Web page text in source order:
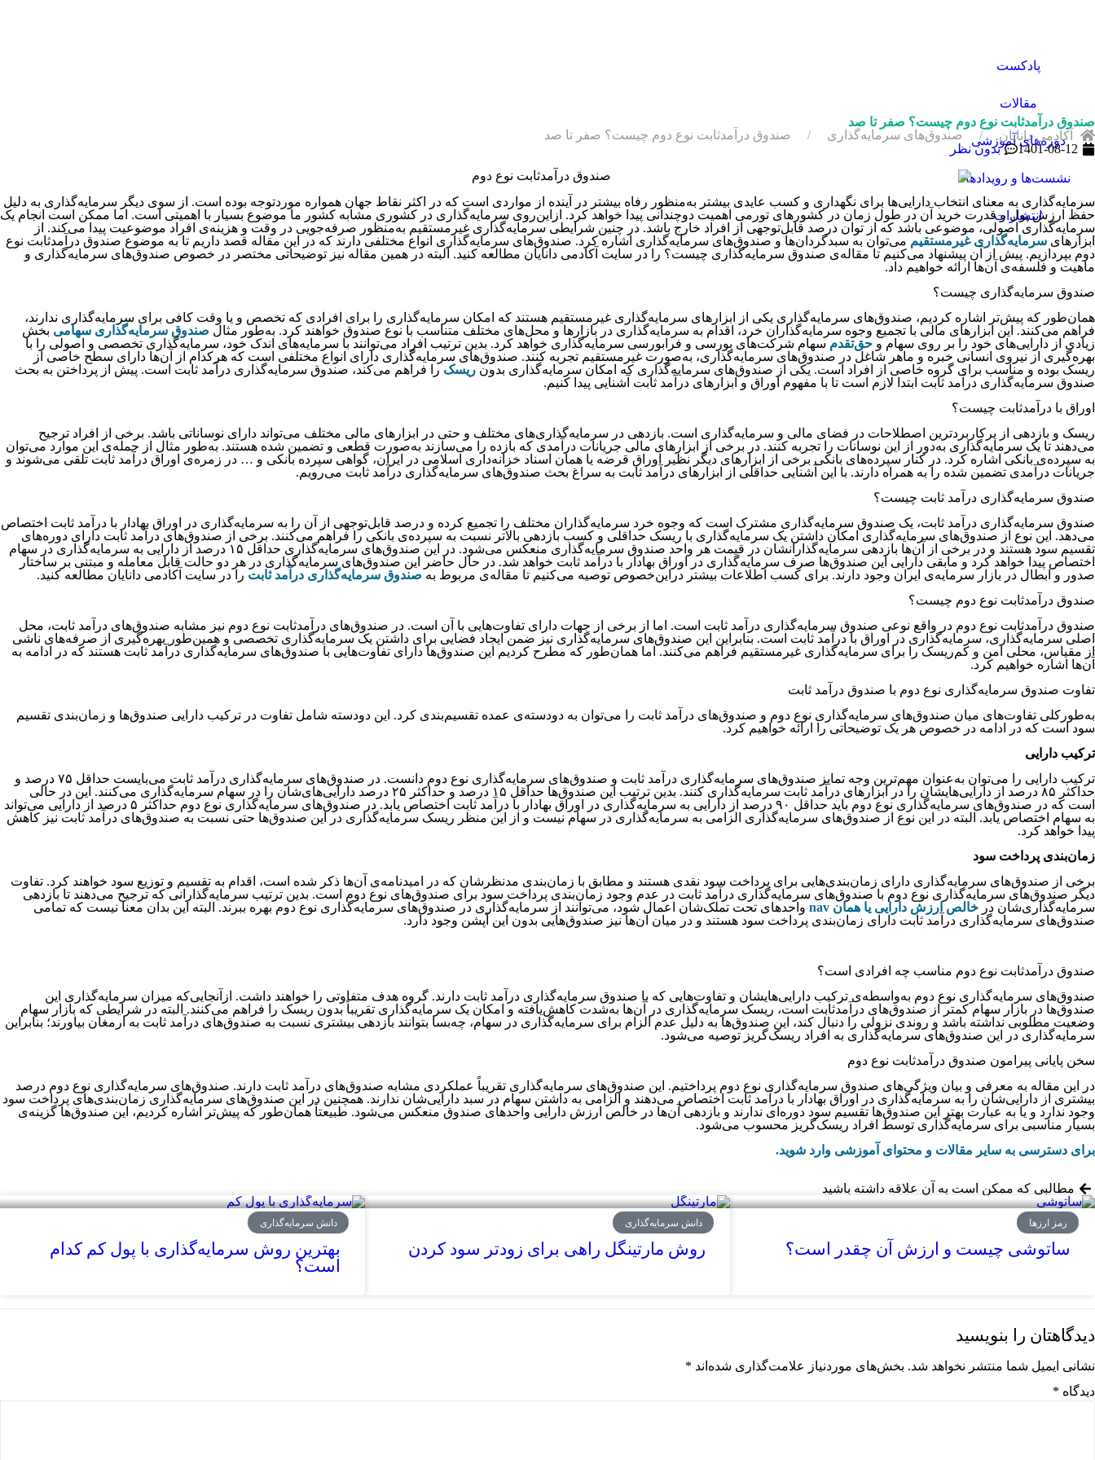
پادکست
مقالات
دوره‌های آموزشی
نشست‌ها و رویدادها
انتشارات
صندوق درآمدثابت نوع دوم چیست؟ صفر تا صد
آکادمی دانایان صندوق‌های سرمایه‌گذاری
صندوق درآمدثابت نوع دوم چیست؟ صفر تا صد
1401-08-12
بدون نظر
سرمایه‌‌‌‌‌‌‌‌‌‌‌‌‌‌‌‌‌‌‌‌‌‌‌‌‌‌‌‌‌‌‌‌‌‌‌‌‌‌گذاری به معنای انتخاب دارایی‌‌‌‌‌‌‌‌‌‌‌‌‌‌‌‌‌‌‌‌‌‌‌‌‌‌‌‌‌‌‌‌‌‌‌‌‌‌ها برای نگهداری و کسب عایدی بیشتر به‌منظور رفاه بیشتر در آینده از مواردی است که در اکثر نقاط جهان همواره موردتوجه بوده است. از سوی دیگر سرمایه‌‌‌‌‌‌‌‌‌‌‌‌‌‌‌‌‌‌‌‌‌‌‌‌‌‌‌‌‌‌‌‌‌‌‌‌‌‌گذاری به دلیل
حفظ ارزش پول و قدرت خرید آن در طول زمان در کشورهای تورمی اهمیت دوچندانی پیدا خواهد کرد. ازاین‌روی سرمایه‌‌‌‌‌‌‌‌‌‌‌‌‌‌‌‌‌‌‌‌‌‌‌‌‌‌‌‌‌‌‌‌‌‌‌‌‌‌گذاری در کشوری مشابه کشور ما موضوع بسیار با اهمیتی است. اما ممکن است انجام یک
سرمایه‌‌‌‌‌‌‌‌‌‌‌‌‌‌‌‌‌‌‌‌‌‌‌‌‌‌‌‌‌‌‌‌‌‌‌‌‌‌گذاری اصولی، موضوعی باشد که از توان درصد قابل‌توجهی از افراد خارج باشد. در چنین شرایطی سرمایه‌‌‌‌‌‌‌‌‌‌‌‌‌‌‌‌‌‌‌‌‌‌‌‌‌‌‌‌‌‌‌‌‌‌‌‌‌‌گذاری غیرمستقیم به‌منظور صرفه‌‌‌‌‌‌‌‌‌‌‌‌‌‌‌‌‌‌‌‌‌‌‌‌‌‌‌‌‌‌‌‌‌‌‌‌‌‌جویی در وقت و هزینه‌‌‌‌‌‌‌‌‌‌‌‌‌‌‌‌‌‌‌‌‌‌‌‌‌‌‌‌‌‌‌‌‌‌‌‌‌‌ی افراد موضوعیت پیدا می‌‌‌‌‌‌‌‌‌‌‌‌‌‌‌‌‌‌‌‌‌‌‌‌‌‌‌‌‌‌‌‌‌‌‌‌‌‌کند. از
ابزارهای سرمایه‌‌‌‌‌‌‌‌‌‌‌‌‌‌‌‌‌‌‌‌‌‌‌‌‌‌‌‌‌‌‌‌‌‌‌‌‌‌گذاری غیرمستقیم می‌‌‌‌‌‌‌‌‌‌‌‌‌‌‌‌‌‌‌‌‌‌‌‌‌‌‌‌‌‌‌‌‌‌‌‌‌‌توان به سبدگردان‌‌‌‌‌‌‌‌‌‌‌‌‌‌‌‌‌‌‌‌‌‌‌‌‌‌‌‌‌‌‌‌‌‌‌‌‌‌ها و صندوق‌‌‌‌‌‌‌‌‌‌‌‌‌‌‌‌‌‌‌‌‌‌‌‌‌‌‌‌‌‌‌‌‌‌‌‌‌‌های سرمایه‌‌‌‌‌‌‌‌‌‌‌‌‌‌‌‌‌‌‌‌‌‌‌‌‌‌‌‌‌‌‌‌‌‌‌‌‌‌گذاری اشاره کرد. صندوق‌‌‌‌‌‌‌‌‌‌‌‌‌‌‌‌‌‌‌‌‌‌‌‌‌‌‌‌‌‌‌‌‌‌‌‌‌‌های سرمایه‌‌‌‌‌‌‌‌‌‌‌‌‌‌‌‌‌‌‌‌‌‌‌‌‌‌‌‌‌‌‌‌‌‌‌‌‌‌گذاری انواع مختلفی دارند که در این مقاله قصد داریم تا به موضوع صندوق‌‌‌‌‌‌‌‌‌‌‌‌‌‌‌‌‌‌‌‌‌‌‌‌‌‌‌‌‌‌‌‌‌‌‌‌‌‌ درآمدثابت نوع
دوم بپردازیم. پیش از آن پیشنهاد می‌‌‌‌‌‌‌‌‌‌‌‌‌‌‌‌‌‌‌‌‌‌‌‌‌‌‌‌‌‌‌‌‌‌‌‌‌‌کنیم تا مقاله‌‌‌‌‌‌‌‌‌‌‌‌‌‌‌‌‌‌‌‌‌‌‌‌‌‌‌‌‌‌‌‌‌‌‌‌‌‌ی صندوق سرمایه‌‌‌‌‌‌‌‌‌‌‌‌‌‌‌‌‌‌‌‌‌‌‌‌‌‌‌‌‌‌‌‌‌‌‌‌‌‌گذاری چیست؟ را در سایت آکادمی دانایان مطالعه کنید. البته در همین مقاله نیز توضیحاتی مختصر در خصوص صندوق‌‌‌‌‌‌‌‌‌‌‌‌‌‌‌‌‌‌‌‌‌‌‌‌‌‌‌‌‌‌‌‌‌‌‌‌‌‌های سرمایه‌‌‌‌‌‌‌‌‌‌‌‌‌‌‌‌‌‌‌‌‌‌‌‌‌‌‌‌‌‌‌‌‌‌‌‌‌‌گذاری و
ماهیت و فلسفه‌‌‌‌‌‌‌‌‌‌‌‌‌‌‌‌‌‌‌‌‌‌‌‌‌‌‌‌‌‌‌‌‌‌‌‌‌‌ی آن‌‌‌‌‌‌‌‌‌‌‌‌‌‌‌‌‌‌‌‌‌‌‌‌‌‌‌‌‌‌‌‌‌‌‌‌‌‌ها ارائه خواهیم داد.
صندوق سرمایه‌‌‌‌‌‌‌‌‌‌‌‌‌‌‌‌‌‌‌‌‌‌‌‌‌‌‌‌‌‌‌‌‌‌‌‌‌‌گذاری چیست؟
همان‌‌‌‌‌‌‌‌‌‌‌‌‌‌‌‌‌‌‌‌‌‌‌‌‌‌‌‌‌‌‌‌‌‌‌‌‌‌طور که پیش‌‌‌‌‌‌‌‌‌‌‌‌‌‌‌‌‌‌‌‌‌‌‌‌‌‌‌‌‌‌‌‌‌‌‌‌‌‌تر اشاره کردیم، صندوق‌‌‌‌‌‌‌‌‌‌‌‌‌‌‌‌‌‌‌‌‌‌‌‌‌‌‌‌‌‌‌‌‌‌‌‌‌‌های سرمایه‌‌‌‌‌‌‌‌‌‌‌‌‌‌‌‌‌‌‌‌‌‌‌‌‌‌‌‌‌‌‌‌‌‌‌‌‌‌گذاری یکی از ابزارهای سرمایه‌‌‌‌‌‌‌‌‌‌‌‌‌‌‌‌‌‌‌‌‌‌‌‌‌‌‌‌‌‌‌‌‌‌‌‌‌‌گذاری غیرمستقیم هستند که امکان سرمایه‌‌‌‌‌‌‌‌‌‌‌‌‌‌‌‌‌‌‌‌‌‌‌‌‌‌‌‌‌‌‌‌‌‌‌‌‌‌گذاری را برای افرادی که تخصص و یا وقت کافی برای سرمایه‌‌‌‌‌‌‌‌‌‌‌‌‌‌‌‌‌‌‌‌‌‌‌‌‌‌‌‌‌‌‌‌‌‌‌‌‌‌گذاری ندارند،
فراهم می‌‌‌‌‌‌‌‌‌‌‌‌‌‌‌‌‌‌‌‌‌‌‌‌‌‌‌‌‌‌‌‌‌‌‌‌‌‌کنند. این ابزارهای مالی با تجمیع وجوه سرمایه‌‌‌‌‌‌‌‌‌‌‌‌‌‌‌‌‌‌‌‌‌‌‌‌‌‌‌‌‌‌‌‌‌‌‌‌‌‌گذاران خرد، اقدام به سرمایه‌‌‌‌‌‌‌‌‌‌‌‌‌‌‌‌‌‌‌‌‌‌‌‌‌‌‌‌‌‌‌‌‌‌‌‌‌‌گذاری در بازارها و محل‌‌‌‌‌‌‌‌‌‌‌‌‌‌‌‌‌‌‌‌‌‌‌‌‌‌‌‌‌‌‌‌‌‌‌‌‌‌های مختلف متناسب با نوع صندوق خواهند کرد. به‌‌‌‌‌‌‌‌‌‌‌‌‌‌‌‌‌‌‌‌‌‌‌‌‌‌‌‌‌‌‌‌‌‌‌‌‌‌طور مثال صندوق سرمایه‌‌‌‌‌‌‌‌‌‌‌‌‌‌‌‌‌‌‌‌‌‌‌‌‌‌‌‌‌‌‌‌‌‌‌‌‌‌گذاری سهامی بخش
زیادی از دارایی‌‌‌‌‌‌‌‌‌‌‌‌‌‌‌‌‌‌‌‌‌‌‌‌‌‌‌‌‌‌‌‌‌‌‌‌‌‌های خود را بر روی سهام و حق‌تقدم سهام شرکت‌‌‌‌‌‌‌‌‌‌‌‌‌‌‌‌‌‌‌‌‌‌‌‌‌‌‌‌‌‌‌‌‌‌‌‌‌‌های بورسی و فرابورسی سرمایه‌‌‌‌‌‌‌‌‌‌‌‌‌‌‌‌‌‌‌‌‌‌‌‌‌‌‌‌‌‌‌‌‌‌‌‌‌‌گذاری خواهد کرد. بدین ترتیب افراد می‌‌‌‌‌‌‌‌‌‌‌‌‌‌‌‌‌‌‌‌‌‌‌‌‌‌‌‌‌‌‌‌‌‌‌‌‌‌توانند با سرمایه‌‌‌‌‌‌‌‌‌‌‌‌‌‌‌‌‌‌‌‌‌‌‌‌‌‌‌‌‌‌‌‌‌‌‌‌‌‌های اندک خود، سرمایه‌‌‌‌‌‌‌‌‌‌‌‌‌‌‌‌‌‌‌‌‌‌‌‌‌‌‌‌‌‌‌‌‌‌‌‌‌‌گذاری تخصصی و اصولی را با
بهره‌‌‌‌‌‌‌‌‌‌‌‌‌‌‌‌‌‌‌‌‌‌‌‌‌‌‌‌‌‌‌‌‌‌‌‌‌‌گیری از نیروی انسانی خبره و ماهر شاغل در صندوق‌‌‌‌‌‌‌‌‌‌‌‌‌‌‌‌‌‌‌‌‌‌‌‌‌‌‌‌‌‌‌‌‌‌‌‌‌‌های سرمایه‌‌‌‌‌‌‌‌‌‌‌‌‌‌‌‌‌‌‌‌‌‌‌‌‌‌‌‌‌‌‌‌‌‌‌‌‌‌گذاری، به‌صورت غیرمستقیم تجربه کنند. صندوق‌‌‌‌‌‌‌‌‌‌‌‌‌‌‌‌‌‌‌‌‌‌‌‌‌‌‌‌‌‌‌‌‌‌‌‌‌‌های سرمایه‌‌‌‌‌‌‌‌‌‌‌‌‌‌‌‌‌‌‌‌‌‌‌‌‌‌‌‌‌‌‌‌‌‌‌‌‌‌گذاری دارای انواع مختلفی است که هرکدام از آن‌‌‌‌‌‌‌‌‌‌‌‌‌‌‌‌‌‌‌‌‌‌‌‌‌‌‌‌‌‌‌‌‌‌‌‌‌‌ها دارای سطح خاصی از
ریسک بوده و مناسب برای گروه خاصی از افراد است. یکی از صندوق‌‌‌‌‌‌‌‌‌‌‌‌‌‌‌‌‌‌‌‌‌‌‌‌‌‌‌‌‌‌‌‌‌‌‌‌‌‌های سرمایه‌‌‌‌‌‌‌‌‌‌‌‌‌‌‌‌‌‌‌‌‌‌‌‌‌‌‌‌‌‌‌‌‌‌‌‌‌‌گذاری که امکان سرمایه‌‌‌‌‌‌‌‌‌‌‌‌‌‌‌‌‌‌‌‌‌‌‌‌‌‌‌‌‌‌‌‌‌‌‌‌‌‌گذاری بدون ریسک را فراهم می‌‌‌‌‌‌‌‌‌‌‌‌‌‌‌‌‌‌‌‌‌‌‌‌‌‌‌‌‌‌‌‌‌‌‌‌‌‌کند، صندوق سرمایه‌‌‌‌‌‌‌‌‌‌‌‌‌‌‌‌‌‌‌‌‌‌‌‌‌‌‌‌‌‌‌‌‌‌‌‌‌‌گذاری درآمد ثابت است. پیش از پرداختن به بحث
صندوق سرمایه‌‌‌‌‌‌‌‌‌‌‌‌‌‌‌‌‌‌‌‌‌‌‌‌‌‌‌‌‌‌‌‌‌‌‌‌‌‌گذاری درآمد ثابت ابتدا لازم است تا با مفهوم اوراق و ابزارهای درآمد ثابت آشنایی پیدا کنیم.
اوراق با درآمدثابت چیست؟
ریسک و بازدهی از پرکاربردترین اصطلاحات در فضای مالی و سرمایه‌‌‌‌‌‌‌‌‌‌‌‌‌‌‌‌‌‌‌‌‌‌‌‌‌‌‌‌‌‌‌‌‌‌‌‌‌‌گذاری است. بازدهی در سرمایه‌‌‌‌‌‌‌‌‌‌‌‌‌‌‌‌‌‌‌‌‌‌‌‌‌‌‌‌‌‌‌‌‌‌‌‌‌‌گذاری‌‌‌‌‌‌‌‌‌‌‌‌‌‌‌‌‌‌‌‌‌‌‌‌‌‌‌‌‌‌‌‌‌‌‌‌‌‌های مختلف و حتی در ابزارهای مالی مختلف می‌‌‌‌‌‌‌‌‌‌‌‌‌‌‌‌‌‌‌‌‌‌‌‌‌‌‌‌‌‌‌‌‌‌‌‌‌‌تواند دارای نوساناتی باشد. برخی از افراد ترجیح
می‌‌‌‌‌‌‌‌‌‌‌‌‌‌‌‌‌‌‌‌‌‌‌‌‌‌‌‌‌‌‌‌‌‌‌‌‌‌دهند تا یک سرمایه‌‌‌‌‌‌‌‌‌‌‌‌‌‌‌‌‌‌‌‌‌‌‌‌‌‌‌‌‌‌‌‌‌‌‌‌‌‌گذاری به‌دور از این نوسانات را تجربه کنند. در برخی از ابزارهای مالی جریانات درآمدی که بازده را می‌‌‌‌‌‌‌‌‌‌‌‌‌‌‌‌‌‌‌‌‌‌‌‌‌‌‌‌‌‌‌‌‌‌‌‌‌‌سازند به‌صورت قطعی و تضمین شده هستند. به‌‌‌‌‌‌‌‌‌‌‌‌‌‌‌‌‌‌‌‌‌‌‌‌‌‌‌‌‌‌‌‌‌‌‌‌‌‌طور مثال از جمله‌‌‌‌‌‌‌‌‌‌‌‌‌‌‌‌‌‌‌‌‌‌‌‌‌‌‌‌‌‌‌‌‌‌‌‌‌‌ی این موارد می‌‌‌‌‌‌‌‌‌‌‌‌‌‌‌‌‌‌‌‌‌‌‌‌‌‌‌‌‌‌‌‌‌‌‌‌‌‌توان
به سپرده‌‌‌‌‌‌‌‌‌‌‌‌‌‌‌‌‌‌‌‌‌‌‌‌‌‌‌‌‌‌‌‌‌‌‌‌‌‌ی بانکی اشاره کرد. در کنار سپرده‌‌‌‌‌‌‌‌‌‌‌‌‌‌‌‌‌‌‌‌‌‌‌‌‌‌‌‌‌‌‌‌‌‌‌‌‌‌های بانکی برخی از ابزارهای دیگر نظیر اوراق قرضه یا همان اسناد خزانه‌داری اسلامی در ایران، گواهی سپرده بانکی و … در زمره‌‌‌‌‌‌‌‌‌‌‌‌‌‌‌‌‌‌‌‌‌‌‌‌‌‌‌‌‌‌‌‌‌‌‌‌‌‌ی اوراق درآمد ثابت تلقی می‌‌‌‌‌‌‌‌‌‌‌‌‌‌‌‌‌‌‌‌‌‌‌‌‌‌‌‌‌‌‌‌‌‌‌‌‌‌شوند و
جریانات درآمدی تضمین شده را به همراه دارند. با این آشنایی حداقلی از ابزارهای درآمد ثابت به سراغ بحث صندوق‌‌‌‌‌‌‌‌‌‌‌‌‌‌‌‌‌‌‌‌‌‌‌‌‌‌‌‌‌‌‌‌‌‌‌‌‌‌های سرمایه‌‌‌‌‌‌‌‌‌‌‌‌‌‌‌‌‌‌‌‌‌‌‌‌‌‌‌‌‌‌‌‌‌‌‌‌‌‌گذاری درآمد ثابت می‌‌‌‌‌‌‌‌‌‌‌‌‌‌‌‌‌‌‌‌‌‌‌‌‌‌‌‌‌‌‌‌‌‌‌‌‌‌رویم.
صندوق سرمایه‌‌‌‌‌‌‌‌‌‌‌‌‌‌‌‌‌‌‌‌‌‌‌‌‌‌‌‌‌‌‌‌‌‌‌‌‌‌گذاری درآمد ثابت چیست؟
صندوق سرمایه‌‌‌‌‌‌‌‌‌‌‌‌‌‌‌‌‌‌‌‌‌‌‌‌‌‌‌‌‌‌‌‌‌‌‌‌‌‌گذاری درآمد ثابت، یک صندوق سرمایه‌‌‌‌‌‌‌‌‌‌‌‌‌‌‌‌‌‌‌‌‌‌‌‌‌‌‌‌‌‌‌‌‌‌‌‌‌‌گذاری مشترک است که وجوه خرد سرمایه‌‌‌‌‌‌‌‌‌‌‌‌‌‌‌‌‌‌‌‌‌‌‌‌‌‌‌‌‌‌‌‌‌‌‌‌‌‌گذاران مختلف را تجمیع کرده و درصد قابل‌توجهی از آن را به سرمایه‌‌‌‌‌‌‌‌‌‌‌‌‌‌‌‌‌‌‌‌‌‌‌‌‌‌‌‌‌‌‌‌‌‌‌‌‌‌گذاری در اوراق بهادار با درآمد ثابت اختصاص
می‌‌‌‌‌‌‌‌‌‌‌‌‌‌‌‌‌‌‌‌‌‌‌‌‌‌‌‌‌‌‌‌‌‌‌‌‌‌دهد. این نوع از صندوق‌‌‌‌‌‌‌‌‌‌‌‌‌‌‌‌‌‌‌‌‌‌‌‌‌‌‌‌‌‌‌‌‌‌‌‌‌‌های سرمایه‌‌‌‌‌‌‌‌‌‌‌‌‌‌‌‌‌‌‌‌‌‌‌‌‌‌‌‌‌‌‌‌‌‌‌‌‌‌‌گذاری امکان داشتن یک سرمایه‌‌‌‌‌‌‌‌‌‌‌‌‌‌‌‌‌‌‌‌‌‌‌‌‌‌‌‌‌‌‌‌‌‌‌‌‌‌گذاری با ریسک حداقلی و کسب بازدهی بالاتر نسبت به سپرده‌‌‌‌‌‌‌‌‌‌‌‌‌‌‌‌‌‌‌‌‌‌‌‌‌‌‌‌‌‌‌‌‌‌‌‌‌‌ی بانکی را فراهم می‌‌‌‌‌‌‌‌‌‌‌‌‌‌‌‌‌‌‌‌‌‌‌‌‌‌‌‌‌‌‌‌‌‌‌‌‌‌کنند. برخی از صندوق‌‌‌‌‌‌‌‌‌‌‌‌‌‌‌‌‌‌‌‌‌‌‌‌‌‌‌‌‌‌‌‌‌‌‌‌‌‌های درآمد ثابت دارای دوره‌‌‌‌‌‌‌‌‌‌‌‌‌‌‌‌‌‌‌‌‌‌‌‌‌‌‌‌‌‌‌‌‌‌‌‌‌‌های
تقسیم سود هستند و در برخی از آن‌‌‌‌‌‌‌‌‌‌‌‌‌‌‌‌‌‌‌‌‌‌‌‌‌‌‌‌‌‌‌‌‌‌‌‌‌‌ها بازدهی سرمایه‌‌‌‌‌‌‌‌‌‌‌‌‌‌‌‌‌‌‌‌‌‌‌‌‌‌‌‌‌‌‌‌‌‌‌‌‌‌گذارانشان در قیمت هر واحد صندوق سرمایه‌‌‌‌‌‌‌‌‌‌‌‌‌‌‌‌‌‌‌‌‌‌‌‌‌‌‌‌‌‌‌‌‌‌‌‌‌‌گذاری منعکس می‌‌‌‌‌‌‌‌‌‌‌‌‌‌‌‌‌‌‌‌‌‌‌‌‌‌‌‌‌‌‌‌‌‌‌‌‌‌شود. در این صندوق‌‌‌‌‌‌‌‌‌‌‌‌‌‌‌‌‌‌‌‌‌‌‌‌‌‌‌‌‌‌‌‌‌‌‌‌‌‌های سرمایه‌‌‌‌‌‌‌‌‌‌‌‌‌‌‌‌‌‌‌‌‌‌‌‌‌‌‌‌‌‌‌‌‌‌‌‌‌‌گذاری حداقل ۱۵ درصد از دارایی به سرمایه‌‌‌‌‌‌‌‌‌‌‌‌‌‌‌‌‌‌‌‌‌‌‌‌‌‌‌‌‌‌‌‌‌‌‌‌‌‌گذاری در سهام
اختصاص پیدا خواهد کرد و مابقی دارایی این صندوق‌‌‌‌‌‌‌‌‌‌‌‌‌‌‌‌‌‌‌‌‌‌‌‌‌‌‌‌‌‌‌‌‌‌‌‌‌‌ها صرف سرمایه‌‌‌‌‌‌‌‌‌‌‌‌‌‌‌‌‌‌‌‌‌‌‌‌‌‌‌‌‌‌‌‌‌‌‌‌‌‌گذاری در اوراق بهادار با درآمد ثابت خواهد شد. در حال حاضر این صندوق‌‌‌‌‌‌‌‌‌‌‌‌‌‌‌‌‌‌‌‌‌‌‌‌‌‌‌‌‌‌‌‌‌‌‌‌‌‌های سرمایه‌‌‌‌‌‌‌‌‌‌‌‌‌‌‌‌‌‌‌‌‌‌‌‌‌‌‌‌‌‌‌‌‌‌‌‌‌‌گذاری در هر دو حالت قابل معامله و مبتنی بر ساختار
صدور و ابطال در بازار سرمایه‌‌‌‌‌‌‌‌‌‌‌‌‌‌‌‌‌‌‌‌‌‌‌‌‌‌‌‌‌‌‌‌‌‌‌‌‌‌ی ایران وجود دارند. برای کسب اطلاعات بیشتر دراین‌خصوص توصیه می‌‌‌‌‌‌‌‌‌‌‌‌‌‌‌‌‌‌‌‌‌‌‌‌‌‌‌‌‌‌‌‌‌‌‌‌‌‌کنیم تا مقاله‌‌‌‌‌‌‌‌‌‌‌‌‌‌‌‌‌‌‌‌‌‌‌‌‌‌‌‌‌‌‌‌‌‌‌‌‌‌ی مربوط به صندوق سرمایه‌‌‌‌‌‌‌‌‌‌‌‌‌‌‌‌‌‌‌‌‌‌‌‌‌‌‌‌‌‌‌‌‌‌‌‌‌‌گذاری درآمد ثابت را در سایت آکادمی دانایان مطالعه کنید.
صندوق درآمدثابت نوع دوم چیست؟
صندوق درآمدثابت نوع دوم در واقع نوعی صندوق سرمایه‌‌‌‌‌‌‌‌‌‌‌‌‌‌‌‌‌‌‌‌‌‌‌‌‌‌‌‌‌‌‌‌‌‌‌‌‌‌گذاری درآمد ثابت است. اما از برخی از جهات دارای تفاوت‌‌‌‌‌‌‌‌‌‌‌‌‌‌‌‌‌‌‌‌‌‌‌‌‌‌‌‌‌‌‌‌‌‌‌‌‌‌هایی با آن است. در صندوق‌‌‌‌‌‌‌‌‌‌‌‌‌‌‌‌‌‌‌‌‌‌‌‌‌‌‌‌‌‌‌‌‌‌‌‌‌‌های درآمدثابت نوع دوم نیز مشابه صندوق‌‌‌‌‌‌‌‌‌‌‌‌‌‌‌‌‌‌‌‌‌‌‌‌‌‌‌‌‌‌‌‌‌‌‌‌‌‌های درآمد ثابت، محل
اصلی سرمایه‌‌‌‌‌‌‌‌‌‌‌‌‌‌‌‌‌‌‌‌‌‌‌‌‌‌‌‌‌‌‌‌‌‌‌‌‌‌گذاری، سرمایه‌‌‌‌‌‌‌‌‌‌‌‌‌‌‌‌‌‌‌‌‌‌‌‌‌‌‌‌‌‌‌‌‌‌‌‌‌‌گذاری در اوراق با درآمد ثابت است. بنابراین این صندوق‌‌‌‌‌‌‌‌‌‌‌‌‌‌‌‌‌‌‌‌‌‌‌‌‌‌‌‌‌‌‌‌‌‌‌‌‌‌های سرمایه‌‌‌‌‌‌‌‌‌‌‌‌‌‌‌‌‌‌‌‌‌‌‌‌‌‌‌‌‌‌‌‌‌‌‌‌‌‌گذاری نیز ضمن ایجاد فضایی برای داشتن یک سرمایه‌‌‌‌‌‌‌‌‌‌‌‌‌‌‌‌‌‌‌‌‌‌‌‌‌‌‌‌‌‌‌‌‌‌‌‌‌‌گذاری تخصصی و همین‌‌‌‌‌‌‌‌‌‌‌‌‌‌‌‌‌‌‌‌‌‌‌‌‌‌‌‌‌‌‌‌‌‌‌‌‌‌‌‌‌‌‌‌‌‌‌‌‌‌‌‌‌‌‌‌‌‌‌‌‌‌‌‌‌‌‌‌‌‌‌‌‌‌‌‌طور بهره‌‌‌‌‌‌‌‌‌‌‌‌‌‌‌‌‌‌‌‌‌‌‌‌‌‌‌‌‌‌‌‌‌‌‌‌‌‌گیری از صرفه‌‌‌‌‌‌‌‌‌‌‌‌‌‌‌‌‌‌‌‌‌‌‌‌‌‌‌‌‌‌‌‌‌‌‌‌‌‌های ناشی
از مقیاس، محلی امن و کم‌ریسک را برای سرمایه‌‌‌‌‌‌‌‌‌‌‌‌‌‌‌‌‌‌‌‌‌‌‌‌‌‌‌‌‌‌‌‌‌‌‌‌‌‌گذاری غیرمستقیم فراهم می‌‌‌‌‌‌‌‌‌‌‌‌‌‌‌‌‌‌‌‌‌‌‌‌‌‌‌‌‌‌‌‌‌‌‌‌‌‌کنند. اما همان‌‌‌‌‌‌‌‌‌‌‌‌‌‌‌‌‌‌‌‌‌‌‌‌‌‌‌‌‌‌‌‌‌‌‌‌‌‌طور که مطرح کردیم این صندوق‌‌‌‌‌‌‌‌‌‌‌‌‌‌‌‌‌‌‌‌‌‌‌‌‌‌‌‌‌‌‌‌‌‌‌‌‌‌ها دارای تفاوت‌‌‌‌‌‌‌‌‌‌‌‌‌‌‌‌‌‌‌‌‌‌‌‌‌‌‌‌‌‌‌‌‌‌‌‌‌‌هایی با صندوق‌‌‌‌‌‌‌‌‌‌‌‌‌‌‌‌‌‌‌‌‌‌‌‌‌‌‌‌‌‌‌‌‌‌‌‌‌‌های سرمایه‌‌‌‌‌‌‌‌‌‌‌‌‌‌‌‌‌‌‌‌‌‌‌‌‌‌‌‌‌‌‌‌‌‌‌‌‌‌گذاری درآمد ثابت هستند که در ادامه به
آن‌‌‌‌‌‌‌‌‌‌‌‌‌‌‌‌‌‌‌‌‌‌‌‌‌‌‌‌‌‌‌‌‌‌‌‌‌‌ها اشاره خواهیم کرد.
تفاوت صندوق سرمایه‌‌‌‌‌‌‌‌‌‌‌‌‌‌‌‌‌‌‌‌‌‌‌‌‌‌‌‌‌‌‌‌‌‌‌‌‌‌گذاری نوع دوم با صندوق درآمد ثابت
به‌طورکلی تفاوت‌‌‌‌‌‌‌‌‌‌‌‌‌‌‌‌‌‌‌‌‌‌‌‌‌‌‌‌‌‌‌‌‌‌‌‌‌‌های میان صندوق‌‌‌‌‌‌‌‌‌‌‌‌‌‌‌‌‌‌‌‌‌‌‌‌‌‌‌‌‌‌‌‌‌‌‌‌‌‌های سرمایه‌‌‌‌‌‌‌‌‌‌‌‌‌‌‌‌‌‌‌‌‌‌‌‌‌‌‌‌‌‌‌‌‌‌‌‌‌‌گذاری نوع دوم و صندوق‌‌‌‌‌‌‌‌‌‌‌‌‌‌‌‌‌‌‌‌‌‌‌‌‌‌‌‌‌‌‌‌‌‌‌‌‌‌های درآمد ثابت را می‌‌‌‌‌‌‌‌‌‌‌‌‌‌‌‌‌‌‌‌‌‌‌‌‌‌‌‌‌‌‌‌‌‌‌‌‌‌توان به دودسته‌‌‌‌‌‌‌‌‌‌‌‌‌‌‌‌‌‌‌‌‌‌‌‌‌‌‌‌‌‌‌‌‌‌‌‌‌‌ی عمده تقسیم‌‌‌‌‌‌‌‌‌‌‌‌‌‌‌‌‌‌‌‌‌‌‌‌‌‌‌‌‌‌‌‌‌‌‌‌‌‌‌بندی کرد. این دودسته شامل تفاوت در ترکیب دارایی صندوق‌‌‌‌‌‌‌‌‌‌‌‌‌‌‌‌‌‌‌‌‌‌‌‌‌‌‌‌‌‌‌‌‌‌‌‌‌‌ها و زمان‌بندی تقسیم
سود است که در ادامه در خصوص هر یک توضیحاتی را ارائه خواهیم کرد.
ترکیب دارایی
ترکیب دارایی را می‌‌‌‌‌‌‌‌‌‌‌‌‌‌‌‌‌‌‌‌‌‌‌‌‌‌‌‌‌‌‌‌‌‌‌‌‌‌توان به‌عنوان مهم‌‌‌‌‌‌‌‌‌‌‌‌‌‌‌‌‌‌‌‌‌‌‌‌‌‌‌‌‌‌‌‌‌‌‌‌‌‌ترین وجه تمایز صندوق‌‌‌‌‌‌‌‌‌‌‌‌‌‌‌‌‌‌‌‌‌‌‌‌‌‌‌‌‌‌‌‌‌‌‌‌‌‌های سرمایه‌‌‌‌‌‌‌‌‌‌‌‌‌‌‌‌‌‌‌‌‌‌‌‌‌‌‌‌‌‌‌‌‌‌‌‌‌‌گذاری درآمد ثابت و صندوق‌‌‌‌‌‌‌‌‌‌‌‌‌‌‌‌‌‌‌‌‌‌‌‌‌‌‌‌‌‌‌‌‌‌‌‌‌‌های سرمایه‌‌‌‌‌‌‌‌‌‌‌‌‌‌‌‌‌‌‌‌‌‌‌‌‌‌‌‌‌‌‌‌‌‌‌‌‌‌گذاری نوع دوم دانست. در صندوق‌‌‌‌‌‌‌‌‌‌‌‌‌‌‌‌‌‌‌‌‌‌‌‌‌‌‌‌‌‌‌‌‌‌‌‌‌‌های سرمایه‌‌‌‌‌‌‌‌‌‌‌‌‌‌‌‌‌‌‌‌‌‌‌‌‌‌‌‌‌‌‌‌‌‌‌‌‌‌گذاری درآمد ثابت می‌‌‌‌‌‌‌‌‌‌‌‌‌‌‌‌‌‌‌‌‌‌‌‌‌‌‌‌‌‌‌‌‌‌‌‌‌‌بایست حداقل ۷۵ درصد و
حداکثر ۸۵ درصد از دارایی‌‌‌‌‌‌‌‌‌‌‌‌‌‌‌‌‌‌‌‌‌‌‌‌‌‌‌‌‌‌‌‌‌‌‌‌‌‌هایشان را در ابزارهای درآمد ثابت سرمایه‌‌‌‌‌‌‌‌‌‌‌‌‌‌‌‌‌‌‌‌‌‌‌‌‌‌‌‌‌‌‌‌‌‌‌‌‌‌گذاری کنند. بدین ترتیب این صندوق‌‌‌‌‌‌‌‌‌‌‌‌‌‌‌‌‌‌‌‌‌‌‌‌‌‌‌‌‌‌‌‌‌‌‌‌‌‌ها حداقل ۱۵ درصد و حداکثر ۲۵ درصد دارایی‌‌‌‌‌‌‌‌‌‌‌‌‌‌‌‌‌‌‌‌‌‌‌‌‌‌‌‌‌‌‌‌‌‌‌‌‌‌های‌‌‌‌‌‌‌‌‌‌‌‌‌‌‌‌‌‌‌‌‌‌‌‌‌‌‌‌‌‌‌‌‌‌‌‌‌‌شان را در سهام سرمایه‌‌‌‌‌‌‌‌‌‌‌‌‌‌‌‌‌‌‌‌‌‌‌‌‌‌‌‌‌‌‌‌‌‌‌‌‌‌گذاری می‌‌‌‌‌‌‌‌‌‌‌‌‌‌‌‌‌‌‌‌‌‌‌‌‌‌‌‌‌‌‌‌‌‌‌‌‌‌کنند. این در حالی
است که در صندوق‌‌‌‌‌‌‌‌‌‌‌‌‌‌‌‌‌‌‌‌‌‌‌‌‌‌‌‌‌‌‌‌‌‌‌‌‌‌های سرمایه‌‌‌‌‌‌‌‌‌‌‌‌‌‌‌‌‌‌‌‌‌‌‌‌‌‌‌‌‌‌‌‌‌‌‌‌‌‌گذاری نوع دوم باید حداقل ۹۰ درصد از دارایی به سرمایه‌‌‌‌‌‌‌‌‌‌‌‌‌‌‌‌‌‌‌‌‌‌‌‌‌‌‌‌‌‌‌‌‌‌‌‌‌‌‌گذاری در اوراق بهادار با درآمد ثابت اختصاص یابد. در صندوق‌‌‌‌‌‌‌‌‌‌‌‌‌‌‌‌‌‌‌‌‌‌‌‌‌‌‌‌‌‌‌‌‌‌‌‌‌‌های سرمایه‌‌‌‌‌‌‌‌‌‌‌‌‌‌‌‌‌‌‌‌‌‌‌‌‌‌‌‌‌‌‌‌‌‌‌‌‌‌گذاری نوع دوم حداکثر ۵ درصد از دارایی می‌‌‌‌‌‌‌‌‌‌‌‌‌‌‌‌‌‌‌‌‌‌‌‌‌‌‌‌‌‌‌‌‌‌‌‌‌‌تواند
به سهام اختصاص یابد. البته در این نوع از صندوق‌‌‌‌‌‌‌‌‌‌‌‌‌‌‌‌‌‌‌‌‌‌‌‌‌‌‌‌‌‌‌‌‌‌‌‌‌‌های سرمایه‌‌‌‌‌‌‌‌‌‌‌‌‌‌‌‌‌‌‌‌‌‌‌‌‌‌‌‌‌‌‌‌‌‌‌‌‌‌گذاری الزامی به سرمایه‌‌‌‌‌‌‌‌‌‌‌‌‌‌‌‌‌‌‌‌‌‌‌‌‌‌‌‌‌‌‌‌‌‌‌‌‌‌گذاری در سهام نیست و از این منظر ریسک سرمایه‌‌‌‌‌‌‌‌‌‌‌‌‌‌‌‌‌‌‌‌‌‌‌‌‌‌‌‌‌‌‌‌‌‌‌‌‌‌گذاری در این صندوق‌‌‌‌‌‌‌‌‌‌‌‌‌‌‌‌‌‌‌‌‌‌‌‌‌‌‌‌‌‌‌‌‌‌‌‌‌‌ها حتی نسبت به صندوق‌‌‌‌‌‌‌‌‌‌‌‌‌‌‌‌‌‌‌‌‌‌‌‌‌‌‌‌‌‌‌‌‌‌‌‌‌‌های درآمد ثابت نیز کاهش
پیدا خواهد کرد.
زمان‌بندی پرداخت سود
برخی از صندوق‌‌‌‌‌‌‌‌‌‌‌‌‌‌‌‌‌‌‌‌‌‌‌‌‌‌‌‌‌‌‌‌‌‌‌‌‌‌های سرمایه‌‌‌‌‌‌‌‌‌‌‌‌‌‌‌‌‌‌‌‌‌‌‌‌‌‌‌‌‌‌‌‌‌‌‌‌‌‌گذاری دارای زمان‌بندی‌‌‌‌‌‌‌‌‌‌‌‌‌‌‌‌‌‌‌‌‌‌‌‌‌‌‌‌‌‌‌‌‌‌‌‌‌‌هایی برای پرداخت سود نقدی هستند و مطابق با زمان‌‌‌‌‌‌‌‌‌‌‌‌‌‌‌‌‌‌‌‌‌‌‌‌‌‌‌‌‌‌‌‌‌‌‌‌‌‌بندی مدنظرشان که در امیدنامه‌‌‌‌‌‌‌‌‌‌‌‌‌‌‌‌‌‌‌‌‌‌‌‌‌‌‌‌‌‌‌‌‌‌‌‌‌‌ی آن‌‌‌‌‌‌‌‌‌‌‌‌‌‌‌‌‌‌‌‌‌‌‌‌‌‌‌‌‌‌‌‌‌‌‌‌‌‌ها ذکر شده است، اقدام به تقسیم و توزیع سود خواهند کرد. تفاوت
دیگر صندوق‌‌‌‌‌‌‌‌‌‌‌‌‌‌‌‌‌‌‌‌‌‌‌‌‌‌‌‌‌‌‌‌‌‌‌‌‌‌های سرمایه‌‌‌‌‌‌‌‌‌‌‌‌‌‌‌‌‌‌‌‌‌‌‌‌‌‌‌‌‌‌‌‌‌‌‌‌‌‌گذاری نوع دوم با صندوق‌‌‌‌‌‌‌‌‌‌‌‌‌‌‌‌‌‌‌‌‌‌‌‌‌‌‌‌‌‌‌‌‌‌‌‌‌‌های سرمایه‌‌‌‌‌‌‌‌‌‌‌‌‌‌‌‌‌‌‌‌‌‌‌‌‌‌‌‌‌‌‌‌‌‌‌‌‌‌گذاری درآمد ثابت در عدم وجود زمان‌‌‌‌‌‌‌‌‌‌‌‌‌‌‌‌‌‌‌‌‌‌‌‌‌‌‌‌‌‌‌‌‌‌‌‌‌‌بندی پرداخت سود برای صندوق‌‌‌‌‌‌‌‌‌‌‌‌‌‌‌‌‌‌‌‌‌‌‌‌‌‌‌‌‌‌‌‌‌‌‌‌‌‌های نوع دوم است. بدین ترتیب سرمایه‌‌‌‌‌‌‌‌‌‌‌‌‌‌‌‌‌‌‌‌‌‌‌‌‌‌‌‌‌‌‌‌‌‌‌‌‌‌گذارانی که ترجیح می‌‌‌‌‌‌‌‌‌‌‌‌‌‌‌‌‌‌‌‌‌‌‌‌‌‌‌‌‌‌‌‌‌‌‌‌‌‌دهند تا بازدهی
سرمایه‌‌‌‌‌‌‌‌‌‌‌‌‌‌‌‌‌‌‌‌‌‌‌‌‌‌‌‌‌‌‌‌‌‌‌‌‌‌گذاری‌‌‌‌‌‌‌‌‌‌‌‌‌‌‌‌‌‌‌‌‌‌‌‌‌‌‌‌‌‌‌‌‌‌‌‌‌‌شان در خالص ارزش دارایی‌‌‌‌‌‌‌‌‌‌‌‌‌‌‌‌‌‌‌‌‌‌‌‌‌‌‌‌‌‌‌‌‌‌‌‌‌‌ یا همان nav
واحدهای تحت تملک‌‌‌‌‌‌‌‌‌‌‌‌‌‌‌‌‌‌‌‌‌‌‌‌‌‌‌‌‌‌‌‌‌‌‌‌‌‌شان اعمال شود، می‌‌‌‌‌‌‌‌‌‌‌‌‌‌‌‌‌‌‌‌‌‌‌‌‌‌‌‌‌‌‌‌‌‌‌‌‌‌توانند از سرمایه‌‌‌‌‌‌‌‌‌‌‌‌‌‌‌‌‌‌‌‌‌‌‌‌‌‌‌‌‌‌‌‌‌‌‌‌‌‌گذاری در صندوق‌‌‌‌‌‌‌‌‌‌‌‌‌‌‌‌‌‌‌‌‌‌‌‌‌‌‌‌‌‌‌‌‌‌‌‌‌‌های سرمایه‌‌‌‌‌‌‌‌‌‌‌‌‌‌‌‌‌‌‌‌‌‌‌‌‌‌‌‌‌‌‌‌‌‌‌‌‌‌گذاری نوع دوم بهره ببرند. البته این بدان معنا نیست که تمامی
صندوق‌‌‌‌‌‌‌‌‌‌‌‌‌‌‌‌‌‌‌‌‌‌‌‌‌‌‌‌‌‌‌‌‌‌‌‌‌‌های سرمایه‌‌‌‌‌‌‌‌‌‌‌‌‌‌‌‌‌‌‌‌‌‌‌‌‌‌‌‌‌‌‌‌‌‌‌‌‌‌گذاری درآمد ثابت دارای زمان‌‌‌‌‌‌‌‌‌‌‌‌‌‌‌‌‌‌‌‌‌‌‌‌‌‌‌‌‌‌‌‌‌‌‌‌‌‌بندی پرداخت سود هستند و در میان آن‌‌‌‌‌‌‌‌‌‌‌‌‌‌‌‌‌‌‌‌‌‌‌‌‌‌‌‌‌‌‌‌‌‌‌‌‌‌ها نیز صندوق‌‌‌‌‌‌‌‌‌‌‌‌‌‌‌‌‌‌‌‌‌‌‌‌‌‌‌‌‌‌‌‌‌‌‌‌‌‌هایی بدون این آپشن وجود دارد.
صندوق درآمدثابت نوع دوم مناسب چه افرادی است؟
صندوق‌‌‌‌‌‌‌‌‌‌‌‌‌‌‌‌‌‌‌‌‌‌‌‌‌‌‌‌‌‌‌‌‌‌‌‌‌‌های سرمایه‌‌‌‌‌‌‌‌‌‌‌‌‌‌‌‌‌‌‌‌‌‌‌‌‌‌‌‌‌‌‌‌‌‌‌‌‌‌گذاری نوع دوم به‌واسطه‌‌‌‌‌‌‌‌‌‌‌‌‌‌‌‌‌‌‌‌‌‌‌‌‌‌‌‌‌‌‌‌‌‌‌‌‌‌ی ترکیب دارایی‌‌‌‌‌‌‌‌‌‌‌‌‌‌‌‌‌‌‌‌‌‌‌‌‌‌‌‌‌‌‌‌‌‌‌‌‌‌هایشان و تفاوت‌‌‌‌‌‌‌‌‌‌‌‌‌‌‌‌‌‌‌‌‌‌‌‌‌‌‌‌‌‌‌‌‌‌‌‌‌‌هایی که با صندوق سرمایه‌‌‌‌‌‌‌‌‌‌‌‌‌‌‌‌‌‌‌‌‌‌‌‌‌‌‌‌‌‌‌‌‌‌‌‌‌‌گذاری درآمد ثابت دارند. گروه هدف متفاوتی را خواهند داشت. ازآنجایی‌که میزان سرمایه‌‌‌‌‌‌‌‌‌‌‌‌‌‌‌‌‌‌‌‌‌‌‌‌‌‌‌‌‌‌‌‌‌‌‌‌‌‌گذاری این
صندوق‌‌‌‌‌‌‌‌‌‌‌‌‌‌‌‌‌‌‌‌‌‌‌‌‌‌‌‌‌‌‌‌‌‌‌‌‌‌ها در بازار سهام کمتر از صندوق‌‌‌‌‌‌‌‌‌‌‌‌‌‌‌‌‌‌‌‌‌‌‌‌‌‌‌‌‌‌‌‌‌‌‌‌‌‌های درآمدثابت است، ریسک سرمایه‌‌‌‌‌‌‌‌‌‌‌‌‌‌‌‌‌‌‌‌‌‌‌‌‌‌‌‌‌‌‌‌‌‌‌‌‌‌گذاری در آن‌‌‌‌‌‌‌‌‌‌‌‌‌‌‌‌‌‌‌‌‌‌‌‌‌‌‌‌‌‌‌‌‌‌‌‌‌‌ها به‌شدت کاهش‌یافته و امکان یک سرمایه‌‌‌‌‌‌‌‌‌‌‌‌‌‌‌‌‌‌‌‌‌‌‌‌‌‌‌‌‌‌‌‌‌‌‌‌‌‌گذاری تقریباً بدون ریسک را فراهم می‌‌‌‌‌‌‌‌‌‌‌‌‌‌‌‌‌‌‌‌‌‌‌‌‌‌‌‌‌‌‌‌‌‌‌‌‌‌کنند. البته در شرایطی که بازار سهام
وضعیت مطلوبی نداشته باشد و روندی نزولی را دنبال کند، این صندوق‌‌‌‌‌‌‌‌‌‌‌‌‌‌‌‌‌‌‌‌‌‌‌‌‌‌‌‌‌‌‌‌‌‌‌‌‌‌ها به دلیل عدم الزام برای سرمایه‌‌‌‌‌‌‌‌‌‌‌‌‌‌‌‌‌‌‌‌‌‌‌‌‌‌‌‌‌‌‌‌‌‌‌‌‌‌گذاری در سهام، چه‌بسا بتوانند بازدهی بیشتری نسبت به صندوق‌‌‌‌‌‌‌‌‌‌‌‌‌‌‌‌‌‌‌‌‌‌‌‌‌‌‌‌‌‌‌‌‌‌‌‌‌‌های درآمد ثابت به ارمغان بیاورند؛ بنابراین
سرمایه‌‌‌‌‌‌‌‌‌‌‌‌‌‌‌‌‌‌‌‌‌‌‌‌‌‌‌‌‌‌‌‌‌‌‌‌‌‌‌گذاری در این صندوق‌‌‌‌‌‌‌‌‌‌‌‌‌‌‌‌‌‌‌‌‌‌‌‌‌‌‌‌‌‌‌‌‌‌‌‌‌‌های سرمایه‌‌‌‌‌‌‌‌‌‌‌‌‌‌‌‌‌‌‌‌‌‌‌‌‌‌‌‌‌‌‌‌‌‌‌‌‌‌گذاری به افراد ریسک‌‌‌‌‌‌‌‌‌‌‌‌‌‌‌‌‌‌‌‌‌‌‌‌‌‌‌‌‌‌‌‌‌‌‌‌‌‌گریز توصیه می‌‌‌‌‌‌‌‌‌‌‌‌‌‌‌‌‌‌‌‌‌‌‌‌‌‌‌‌‌‌‌‌‌‌‌‌‌‌شود.
سخن پایانی پیرامون صندوق درآمدثابت نوع دوم
در این مقاله به معرفی و بیان ویژگی‌‌‌‌‌‌‌‌‌‌‌‌‌‌‌‌‌‌‌‌‌‌‌‌‌‌‌‌‌‌‌‌‌‌‌‌‌‌های صندوق سرمایه‌‌‌‌‌‌‌‌‌‌‌‌‌‌‌‌‌‌‌‌‌‌‌‌‌‌‌‌‌‌‌‌‌‌‌‌‌‌گذاری نوع دوم پرداختیم. این صندوق‌‌‌‌‌‌‌‌‌‌‌‌‌‌‌‌‌‌‌‌‌‌‌‌‌‌‌‌‌‌‌‌‌‌‌‌‌‌های سرمایه‌‌‌‌‌‌‌‌‌‌‌‌‌‌‌‌‌‌‌‌‌‌‌‌‌‌‌‌‌‌‌‌‌‌‌‌‌‌گذاری تقریباً عملکردی مشابه صندوق‌‌‌‌‌‌‌‌‌‌‌‌‌‌‌‌‌‌‌‌‌‌‌‌‌‌‌‌‌‌‌‌‌‌‌‌‌‌های درآمد ثابت دارند. صندوق‌‌‌‌‌‌‌‌‌‌‌‌‌‌‌‌‌‌‌‌‌‌‌‌‌‌‌‌‌‌‌‌‌‌‌‌‌‌های سرمایه‌‌‌‌‌‌‌‌‌‌‌‌‌‌‌‌‌‌‌‌‌‌‌‌‌‌‌‌‌‌‌‌‌‌‌‌‌‌گذاری نوع دوم درصد
بیشتری از دارایی‌‌‌‌‌‌‌‌‌‌‌‌‌‌‌‌‌‌‌‌‌‌‌‌‌‌‌‌‌‌‌‌‌‌‌‌‌‌شان را به سرمایه‌‌‌‌‌‌‌‌‌‌‌‌‌‌‌‌‌‌‌‌‌‌‌‌‌‌‌‌‌‌‌‌‌‌‌‌‌‌‌گذاری در اوراق بهادار با درآمد ثابت اختصاص می‌‌‌‌‌‌‌‌‌‌‌‌‌‌‌‌‌‌‌‌‌‌‌‌‌‌‌‌‌‌‌‌‌‌‌‌‌‌دهند و الزامی به داشتن سهام در سبد دارایی‌‌‌‌‌‌‌‌‌‌‌‌‌‌‌‌‌‌‌‌‌‌‌‌‌‌‌‌‌‌‌‌‌‌‌‌‌‌شان ندارند. همچنین در این صندوق‌‌‌‌‌‌‌‌‌‌‌‌‌‌‌‌‌‌‌‌‌‌‌‌‌‌‌‌‌‌‌‌‌‌‌‌‌‌های سرمایه‌‌‌‌‌‌‌‌‌‌‌‌‌‌‌‌‌‌‌‌‌‌‌‌‌‌‌‌‌‌‌‌‌‌‌‌‌‌گذاری زمان‌بندی‌‌‌‌‌‌‌‌‌‌‌‌‌‌‌‌‌‌‌‌‌‌‌‌‌‌‌‌‌‌‌‌‌‌‌‌‌‌های پرداخت سود
وجود ندارد و یا به عبارت بهتر این صندوق‌‌‌‌‌‌‌‌‌‌‌‌‌‌‌‌‌‌‌‌‌‌‌‌‌‌‌‌‌‌‌‌‌‌‌‌‌‌ها تقسیم سود دوره‌‌‌‌‌‌‌‌‌‌‌‌‌‌‌‌‌‌‌‌‌‌‌‌‌‌‌‌‌‌‌‌‌‌‌‌‌‌ای ندارند و بازدهی آن‌‌‌‌‌‌‌‌‌‌‌‌‌‌‌‌‌‌‌‌‌‌‌‌‌‌‌‌‌‌‌‌‌‌‌‌‌‌ها در خالص ارزش دارایی واحدهای صندوق منعکس می‌‌‌‌‌‌‌‌‌‌‌‌‌‌‌‌‌‌‌‌‌‌‌‌‌‌‌‌‌‌‌‌‌‌‌‌‌‌شود. طبیعتاً همان‌‌‌‌‌‌‌‌‌‌‌‌‌‌‌‌‌‌‌‌‌‌‌‌‌‌‌‌‌‌‌‌‌‌‌‌‌‌طور که پیش‌‌‌‌‌‌‌‌‌‌‌‌‌‌‌‌‌‌‌‌‌‌‌‌‌‌‌‌‌‌‌‌‌‌‌‌‌‌‌‌‌‌‌‌‌‌‌‌‌‌‌‌‌‌‌‌‌‌‌‌‌‌‌‌‌‌‌‌‌‌‌‌‌‌‌‌تر اشاره کردیم، این صندوق‌‌‌‌‌‌‌‌‌‌‌‌‌‌‌‌‌‌‌‌‌‌‌‌‌‌‌‌‌‌‌‌‌‌‌‌‌‌ها گزینه‌‌‌‌‌‌‌‌‌‌‌‌‌‌‌‌‌‌‌‌‌‌‌‌‌‌‌‌‌‌‌‌‌‌‌‌‌‌ی
بسیار مناسبی برای سرمایه‌‌‌‌‌‌‌‌‌‌‌‌‌‌‌‌‌‌‌‌‌‌‌‌‌‌‌‌‌‌‌‌‌‌‌‌‌‌گذاری توسط افراد ریسک‌گریز محسوب می‌‌‌‌‌‌‌‌‌‌‌‌‌‌‌‌‌‌‌‌‌‌‌‌‌‌‌‌‌‌‌‌‌‌‌‌‌‌شود.
برای دسترسی به سایر مقالات و محتوای آموزشی وارد شوید.
مطالبی که ممکن است به آن علاقه داشته باشید
رمز ارزها
ساتوشی چیست و ارزش آن چقدر است؟
دانش سرمایه‌گذاری
روش مارتینگل راهی برای زودتر سود کردن
دانش سرمایه‌گذاری
بهترین روش‌ سرمایه‌گذاری با پول کم کدام
است؟
دیدگاهتان را بنویسید
نشانی ایمیل شما منتشر نخواهد شد. بخش‌های موردنیاز علامت‌گذاری شده‌اند *
دیدگاه *